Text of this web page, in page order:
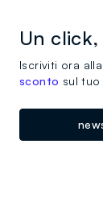
Un
Iscriviti ora
sconto sul